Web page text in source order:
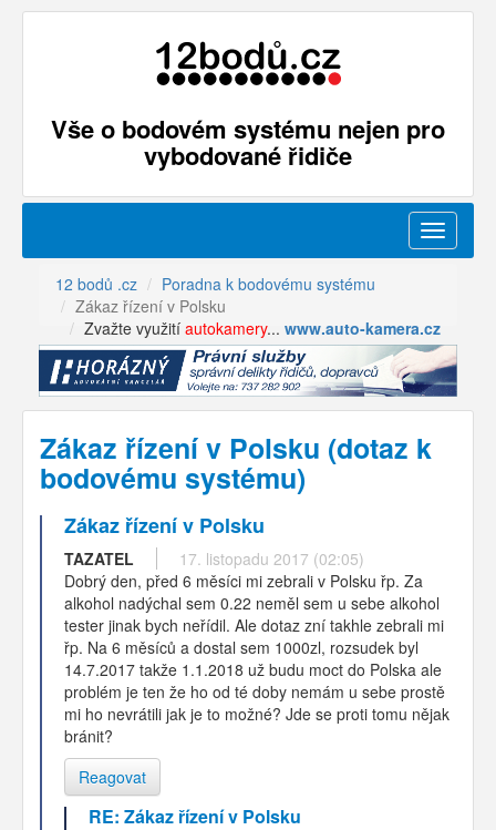
Vše o bodovém systému nejen pro
vybodované řidiče
Menu
12 bodů .cz
Poradna k bodovému systému
Zákaz řízení v Polsku
Zvažte využití autokamery... www.auto-kamera.cz
Zákaz řízení v Polsku (dotaz k
bodovému systému)
Zákaz řízení v Polsku
TAZATEL
17. listopadu 2017 (02:05)
Dobrý den, před 6 měsíci mi zebrali v Polsku řp. Za
alkohol nadýchal sem 0.22 neměl sem u sebe alkohol
tester jinak bych neřídil. Ale dotaz zní takhle zebrali mi
řp. Na 6 měsíců a dostal sem 1000zl, rozsudek byl
14.7.2017 takže 1.1.2018 už budu moct do Polska ale
problém je ten že ho od té doby nemám u sebe prostě
mi ho nevrátili jak je to možné? Jde se proti tomu nějak
bránit?
Reagovat
RE: Zákaz řízení v Polsku